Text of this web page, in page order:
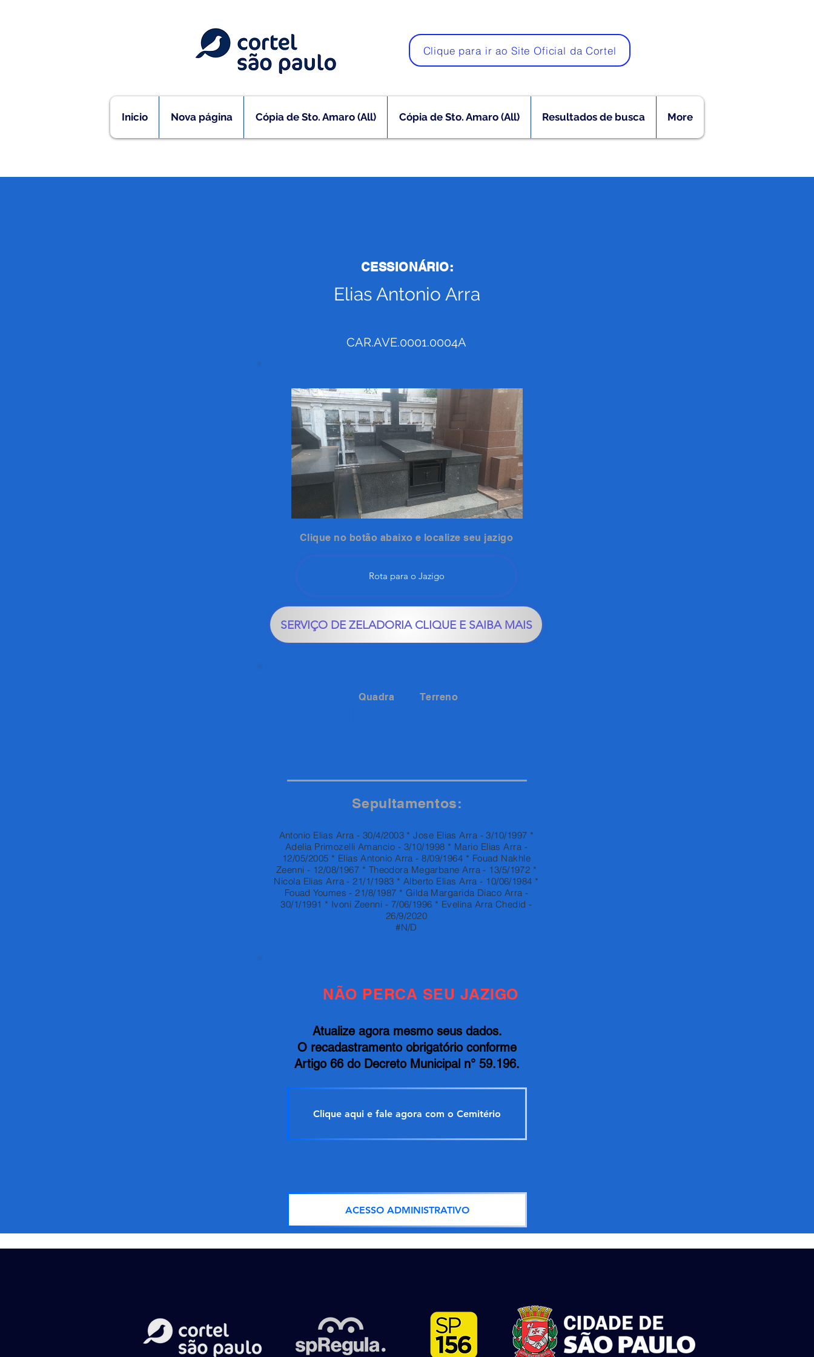
Clique para ir ao Site Oficial da Cortel
Inicio Nova página Cópia de Sto. Amaro (All) Cópia de Sto. Amaro (All) Resultados de busca More
CESSIONÁRIO:
Elias Antonio Arra
CAR.AVE.0001.0004A
Clique no botão abaixo e localize seu jazigo
Rota para o Jazigo
SERVIÇO DE ZELADORIA CLIQUE E SAIBA MAIS
Quadra Terreno
Sepultamentos:
Antonio Elias Arra - 30/4/2003 * Jose Elias Arra - 3/10/1997 *
Adelia Primozelli Amancio - 3/10/1998 * Mario Elias Arra -
12/05/2005 * Elias Antonio Arra - 8/09/1964 * Fouad Nakhle
Zeenni - 12/08/1967 * Theodora Megarbane Arra - 13/5/1972 *
Nicola Elias Arra - 21/1/1983 * Alberto Elias Arra - 10/06/1984 *
Fouad Youmes - 21/8/1987 * Gilda Margarida Diaco Arra -
30/1/1991 * Ivoni Zeenni - 7/06/1996 * Evelina Arra Chedid -
26/9/2020
#N/D
NÃO PERCA SEU JAZIGO
Atualize agora mesmo seus dados.
O recadastramento obrigatório conforme
Artigo 66 do Decreto Municipal n° 59.196.
Clique aqui e fale agora com o Cemitério
ACESSO ADMINISTRATIVO